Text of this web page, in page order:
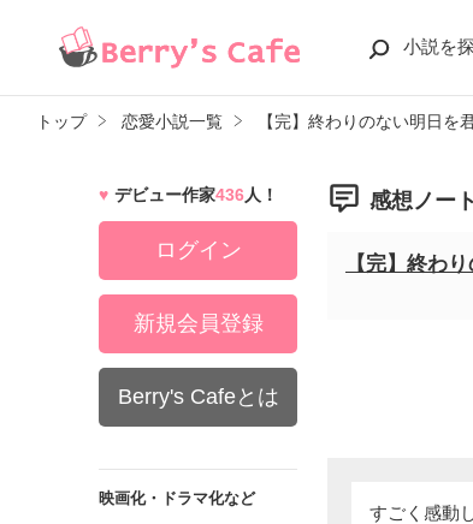
小説を
トップ 恋愛小説一覧 【完】終わりのない明日を
感想ノート
【完】終わ
すごく感動
デビュー作家436人！
ログイン
新規会員登録
Berry's Cafeとは
映画化・ドラマ化など